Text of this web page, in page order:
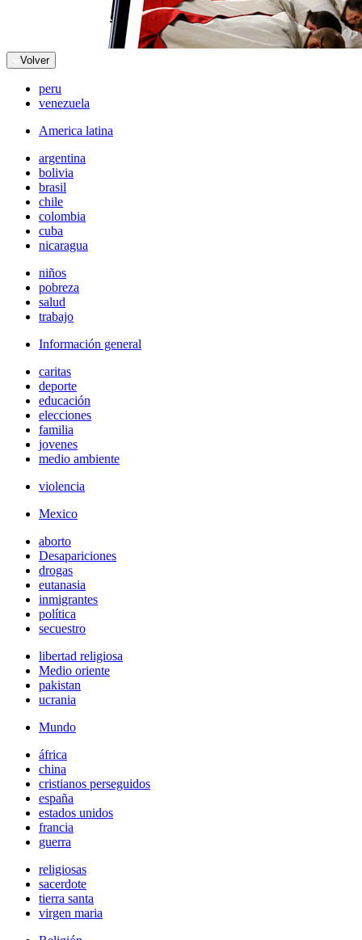
Volver
peru
venezuela
America latina
argentina
bolivia
brasil
chile
colombia
cuba
nicaragua
niños
pobreza
salud
trabajo
Información general
caritas
deporte
educación
elecciones
familia
jovenes
medio ambiente
violencia
Mexico
aborto
Desapariciones
drogas
eutanasia
inmigrantes
política
secuestro
libertad religiosa
Medio oriente
pakistan
ucrania
Mundo
áfrica
china
cristianos perseguidos
españa
estados unidos
francia
guerra
religiosas
sacerdote
tierra santa
virgen maria